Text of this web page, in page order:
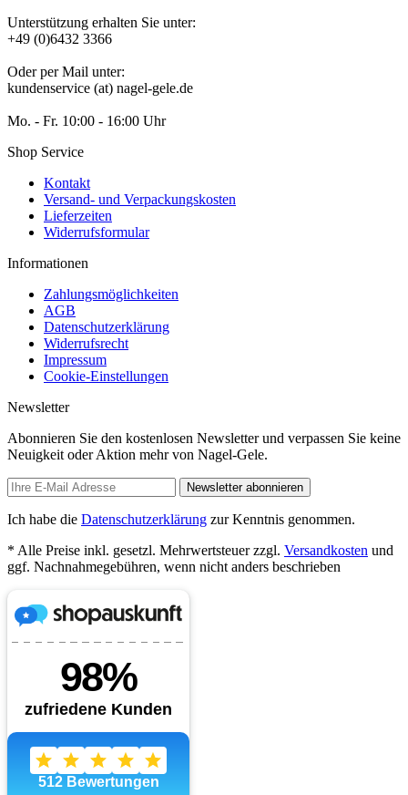
Unterstützung erhalten Sie unter:
+49 (0)6432 3366
Oder per Mail unter:
kundenservice (at) nagel-gele.de
Mo. - Fr. 10:00 - 16:00 Uhr
Shop Service
Kontakt
Versand- und Verpackungskosten
Lieferzeiten
Widerrufsformular
Informationen
Zahlungsmöglichkeiten
AGB
Datenschutzerklärung
Widerrufsrecht
Impressum
Cookie-Einstellungen
Newsletter
Abonnieren Sie den kostenlosen Newsletter und verpassen Sie keine
Neuigkeit oder Aktion mehr von Nagel-Gele.
Newsletter abonnieren
Ich habe die Datenschutzerklärung zur Kenntnis genommen.
* Alle Preise inkl. gesetzl. Mehrwertsteuer zzgl. Versandkosten und
ggf. Nachnahmegebühren, wenn nicht anders beschrieben